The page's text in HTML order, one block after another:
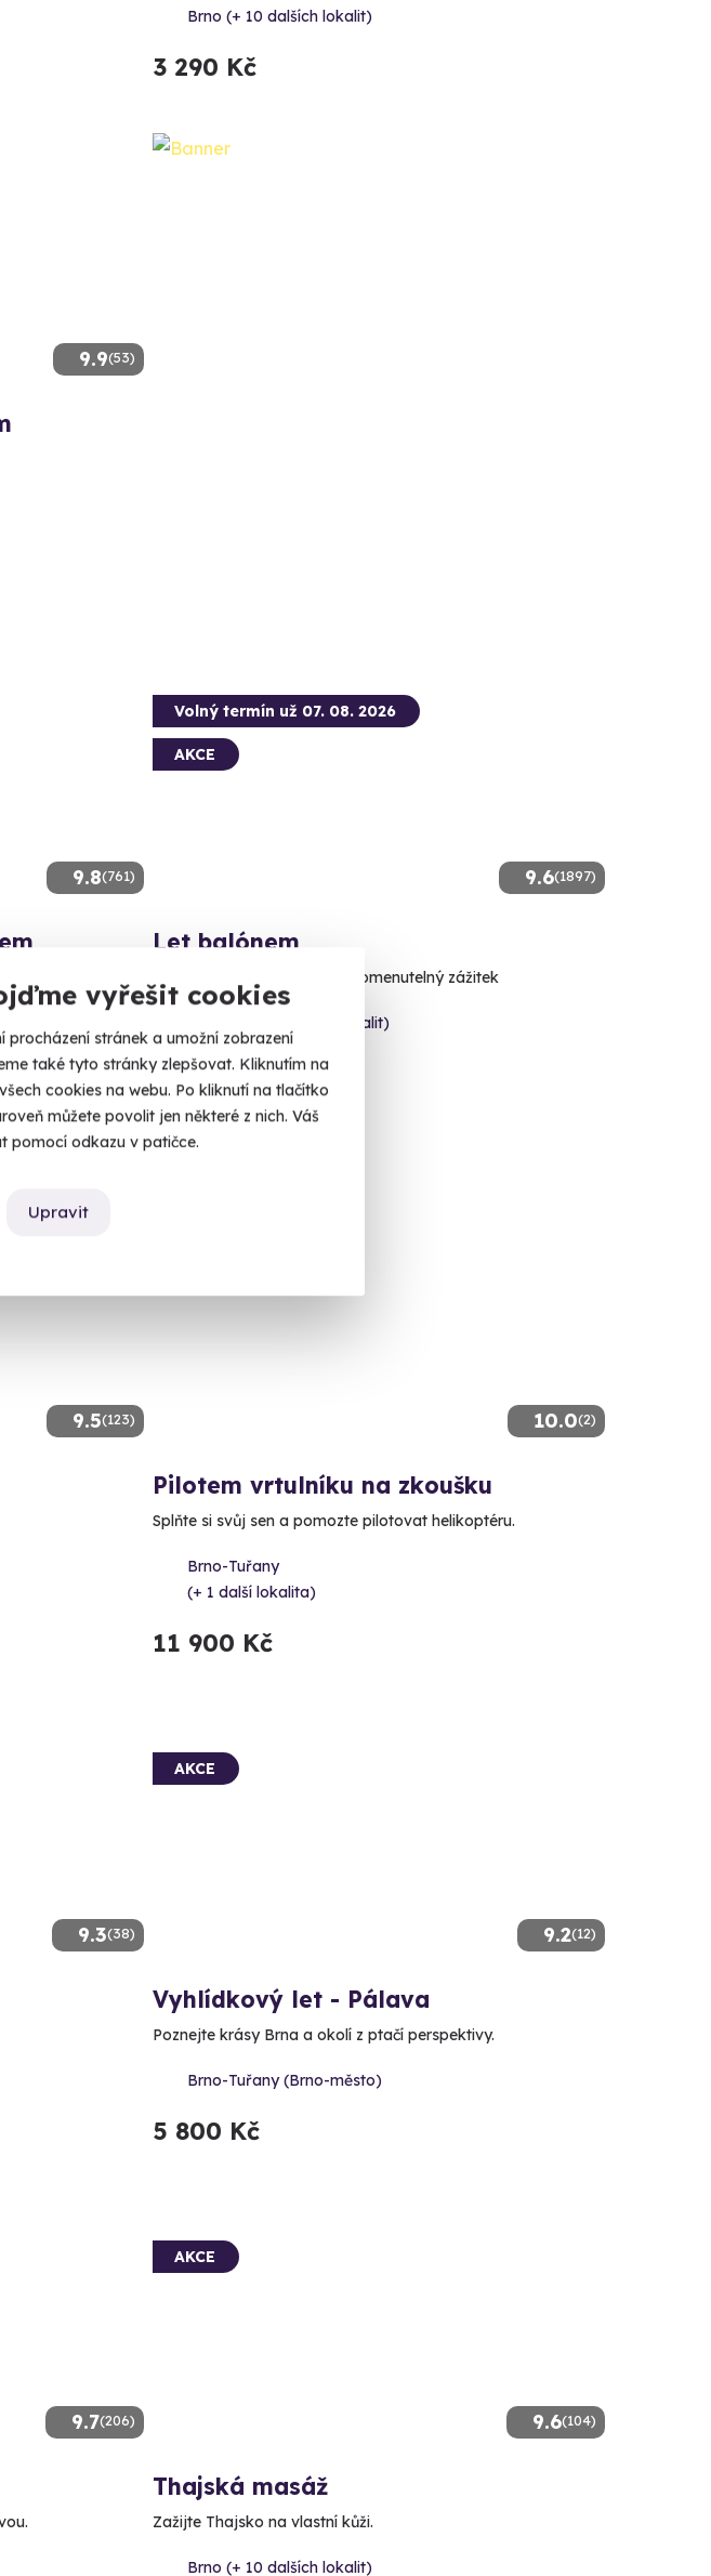
vyřešit cookies
stránek a umožní zobrazení
také tyto stránky zlepšovat. Kliknutím na
cookies na webu. Po kliknutí na tlačítko
můžete povolit jen některé z nich. Váš
pomocí odkazu v patičce.
Upravit
Brno (+ 10 dalších lokalit)
3 290 Kč
9.9(53)
9.8(761) 9.6(1897)
Volný termín už 07. 08. 2026
AKCE
Let balónem
Dechberoucí výhled a nezapomenutelný zážitek
Pálava (+ 40 dalších lokalit)
3 490 Kč
2 590 Kč
9.5(123) 10.0(2)
Pilotem vrtulníku na zkoušku
Splňte si svůj sen a pomozte pilotovat helikoptéru.
Brno-Tuřany
(+ 1 další lokalita)
11 900 Kč
9.3(38) 9.2(12)
AKCE
Vyhlídkový let - Pálava
Poznejte krásy Brna a okolí z ptačí perspektivy.
Brno-Tuřany (Brno-město)
5 800 Kč
9.7(206) 9.6(104)
AKCE
Thajská masáž
Zažijte Thajsko na vlastní kůži.
Brno (+ 10 dalších lokalit)